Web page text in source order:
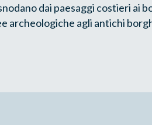
dai paesaggi costieri ai
archeologiche agli antichi